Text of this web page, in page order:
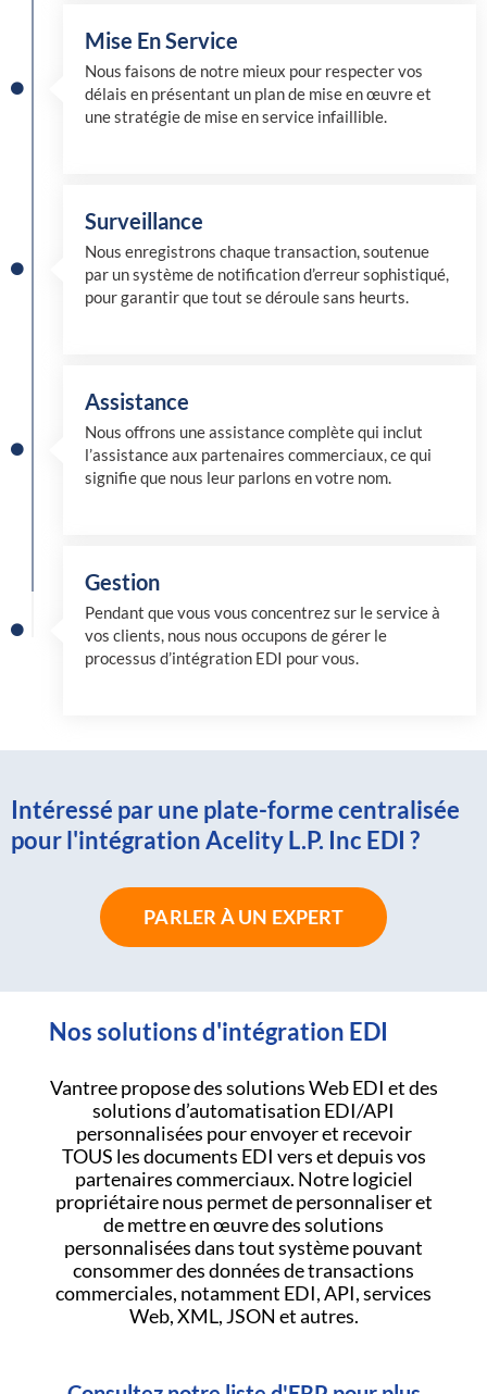
Mise En Service
Nous faisons de notre mieux pour respecter vos
délais en présentant un plan de mise en œuvre et
une stratégie de mise en service infaillible.
Surveillance
Nous enregistrons chaque transaction, soutenue
par un système de notification d’erreur sophistiqué,
pour garantir que tout se déroule sans heurts.
Assistance
Nous offrons une assistance complète qui inclut
l’assistance aux partenaires commerciaux, ce qui
signifie que nous leur parlons en votre nom.
Gestion
Pendant que vous vous concentrez sur le service à
vos clients, nous nous occupons de gérer le
processus d’intégration EDI pour vous.
Intéressé par une plate-forme centralisée
pour l'intégration Acelity L.P. Inc EDI ?
PARLER À UN EXPERT
Nos solutions d'intégration EDI
Vantree propose des solutions Web EDI et des
solutions d’automatisation EDI/API
personnalisées pour envoyer et recevoir
TOUS les documents EDI vers et depuis vos
partenaires commerciaux. Notre logiciel
propriétaire nous permet de personnaliser et
de mettre en œuvre des solutions
personnalisées dans tout système pouvant
consommer des données de transactions
commerciales, notamment EDI, API, services
Web, XML, JSON et autres.